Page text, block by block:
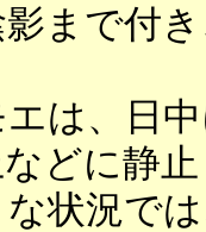
まで付
は、日
どに静
状況で